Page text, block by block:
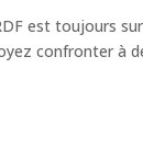
est toujours
confronter à